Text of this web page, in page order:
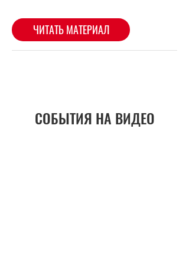
СОБЫТИЯ НА ВИДЕО